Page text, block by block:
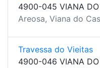
4900-045 VIANA DO
Areosa, Viana do
Travessa do Vieitas
4900-046 VIANA DO